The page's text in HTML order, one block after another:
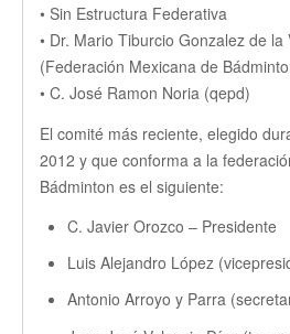
• Sin Estructura
• Dr. Mario Tiburcio Gonzalez de
(Federación Mexicana de
• C. José Ramon Noria
El comité más reciente, elegido
2012 y que conforma a la
Bádminton es el siguiente:
C. Javier Orozco – Presidente
Luis Alejandro López
Antonio Arroyo y Parra